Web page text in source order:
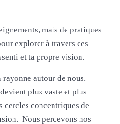
mais de pratiques
explorer à travers ces
et ta propre vision.
autour de nous.
plus vaste et plus
cercles concentriques de
Nous percevons nos